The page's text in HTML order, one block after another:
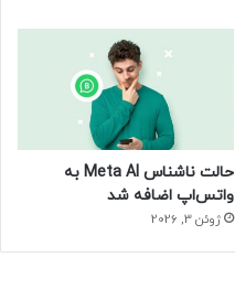
حالت ناشناس Meta AI به
واتس‌اپ اضافه شد
ژوئن 3, 2026